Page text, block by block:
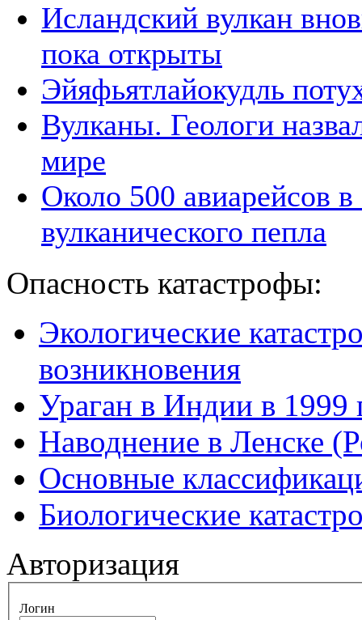
Исландский вулкан
пока открыты
Эйяфьятлайокудль
Вулканы. Геологи
мире
Около 500 авиарейсов
вулканического пепла
Опасность катастрофы:
Экологические
возникновения
Ураган в Индии в 1999
Наводнение в Ленске
Основные
Биологические
Авторизация
Логин